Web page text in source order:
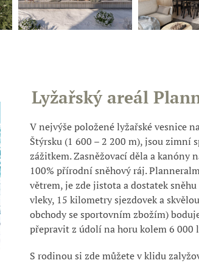
Lyžařský areál
V nejvýše položené lyžařské vesnice
Štýrsku (1 600 – 2 200 m), jsou
zážitkem. Zasněžovací děla a kanóny
100% přírodní sněhový ráj.
větrem, je zde jistota a dostatek
vleky, 15 kilometry sjezdovek a
obchody se sportovním zbožím)
přepravit z údolí na horu kolem 6 000
S rodinou si zde můžete v klidu